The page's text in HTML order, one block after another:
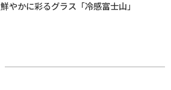
鮮やかに彩るグラス「冷感富士山」